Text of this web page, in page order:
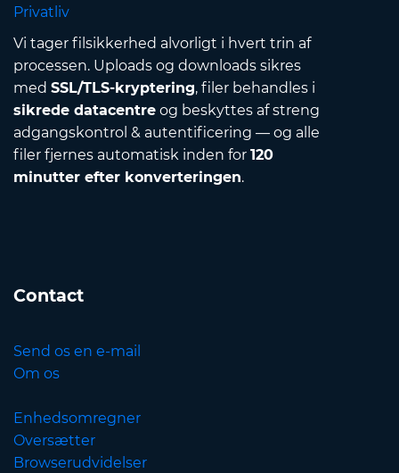
Privatliv
Vi tager filsikkerhed alvorligt i hvert trin af
processen. Uploads og downloads sikres
med SSL/TLS-kryptering, filer behandles i
sikrede datacentre og beskyttes af streng
adgangskontrol & autentificering — og alle
filer fjernes automatisk inden for 120
minutter efter konverteringen.
Contact
Send os en e-mail
Om os
Enhedsomregner
Oversætter
Browserudvidelser